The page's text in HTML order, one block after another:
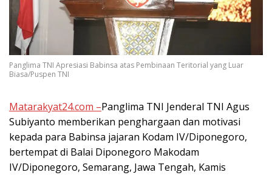
Panglima TNI Apresiasi Babinsa atas Pembinaan Teritorial yang Luar
Biasa/Puspen TNI
Matarakyat24.com –Panglima TNI Jenderal TNI Agus
Subiyanto memberikan penghargaan dan motivasi
kepada para Babinsa jajaran Kodam IV/Diponegoro,
bertempat di Balai Diponegoro Makodam
IV/Diponegoro, Semarang, Jawa Tengah, Kamis